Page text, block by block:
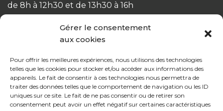
Gérer le consentement
aux cookies
Pour offrir les meilleures expériences, nous utilisons des technologies
telles que les cookies pour stocker et/ou accéder aux informations des
appareils. Le fait de consentir à ces technologies nous permettra de
traiter des données telles que le comportement de navigation ou les ID
uniques sur ce site. Le fait de ne pas consentir ou de retirer son
consentement peut avoir un effet négatif sur certaines caractéristiques
de 8h à 12h30 et de 13h30 à 16h
Notre gamme pour les particuliers
Contactez-nous